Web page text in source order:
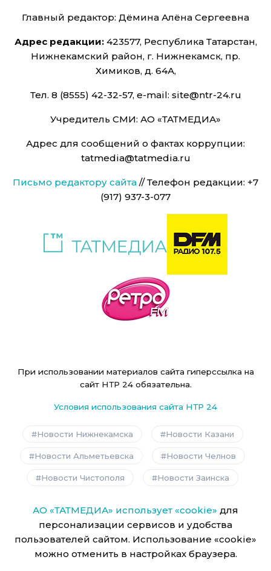
Главный редактор: Дёмина Алёна Сергеевна
Адрес редакции:423577, Республика Татарстан,
Нижнекамский район, г. Нижнекамск, пр.
Химиков, д. 64А,
Тел. 8 (8555) 42-32-57, e-mail: site@ntr-24.ru
Учредитель СМИ: АО «ТАТМЕДИА»
Адрес для сообщений о фактах коррупции:
tatmedia@tatmedia.ru
Письмо редактору сайта // Телефон редакции: +7
(917) 937-3-077
При использовании материалов сайта гиперссылка на
сайт НТР 24 обязательна.
Условия использования сайта НТР 24
Новости Нижнекамска Новости Казани
Новости Альметьевска Новости Челнов
Новости Чистополя Новости Заинска
АО «ТАТМЕДИА» использует «cookie» для
персонализации сервисов и удобства
пользователей сайтом. Использование «cookie»
можно отменить в настройках браузера.